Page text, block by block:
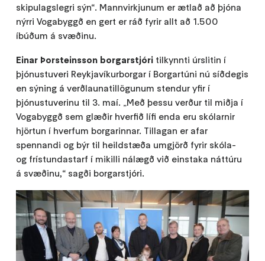
skipulagslegri sýn“. Mannvirkjunum er ætlað að þjóna
nýrri Vogabyggð en gert er ráð fyrir allt að 1.500
íbúðum á svæðinu.
Einar Þorsteinsson borgarstjóri tilkynnti úrslitin í
þjónustuveri Reykjavíkurborgar í Borgartúni nú síðdegis
en sýning á verðlaunatillögunum stendur yfir í
þjónustuverinu til 3. maí. „Með þessu verður til miðja í
Vogabyggð sem glæðir hverfið lífi enda eru skólarnir
hjörtun í hverfum borgarinnar. Tillagan er afar
spennandi og býr til heildstæða umgjörð fyrir skóla-
og frístundastarf í mikilli nálægð við einstaka náttúru
á svæðinu,“ sagði borgarstjóri.